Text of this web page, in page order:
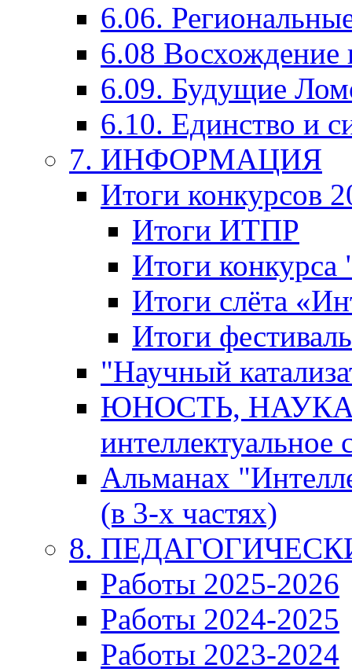
6.06.
6.08 Восхождение
6.09. Будущие
6.10. Единство и
7. ИНФОРМАЦИЯ
Итоги конкурсов
Итоги ИТПР
Итоги
Итоги слёта
Итоги
"Научный
ЮНОСТЬ,
интеллектуальное
Альманах
(в 3-х частях)
8.
Работы 2025-2026
Работы 2024-2025
Работы 2023-2024